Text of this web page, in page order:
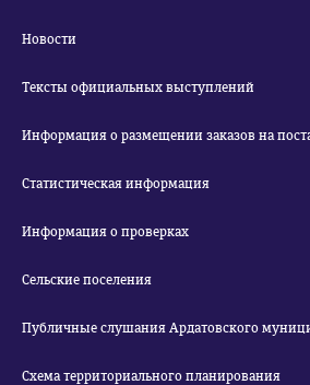
Новости
Тексты официальных выступлений
Информация о размещении заказов на
Статистическая информация
Информация о проверках
Сельские поселения
Публичные слушания Ардатовского
Схема территориального планирования